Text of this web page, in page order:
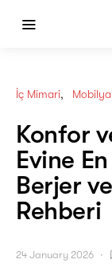
İç Mimari Mobilya
Konfor
Evine
Berjer
Rehberi
24 January 2026